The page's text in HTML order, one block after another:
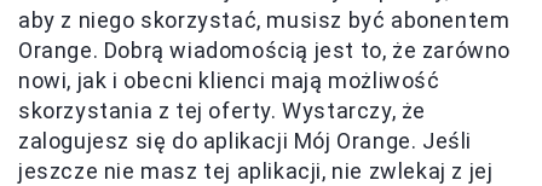
aby z niego skorzystać, musisz być abonentem
Orange. Dobrą wiadomością jest to, że zarówno
nowi, jak i obecni klienci mają możliwość
skorzystania z tej oferty. Wystarczy, że
zalogujesz się do aplikacji Mój Orange. Jeśli
jeszcze nie masz tej aplikacji, nie zwlekaj z jej